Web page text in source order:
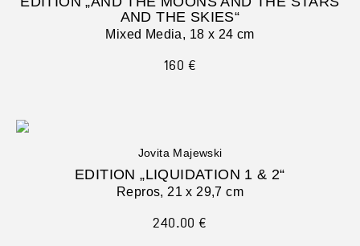
AND THE SKIES“
Mixed Media, 18 x 24 cm
160 €
Jovita Majewski
EDITION „LIQUIDATION 1 & 2“
Repros, 21 x 29,7 cm
240.00 €